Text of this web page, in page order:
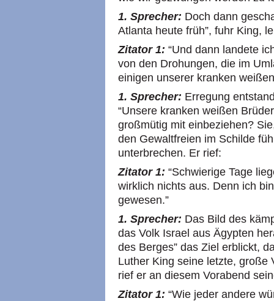
1. Sprecher: Doch dann
Atlanta heute früh”, fuhr King,
Zitator 1: “Und dann landete
von den Drohungen, die im
einigen unserer kranken
1. Sprecher: Erregung
“Unsere kranken weißen
großmütig mit einbeziehen?
den Gewaltfreien im Schilde
unterbrechen. Er rief:
Zitator 1: “Schwierige Tage
wirklich nichts aus. Denn ich
gewesen.”
1. Sprecher: Das Bild des
das Volk Israel aus Ägypten
des Berges” das Ziel erblickt,
Luther King seine letzte, große
rief er an diesem Vorabend
Zitator 1: “Wie jeder andere